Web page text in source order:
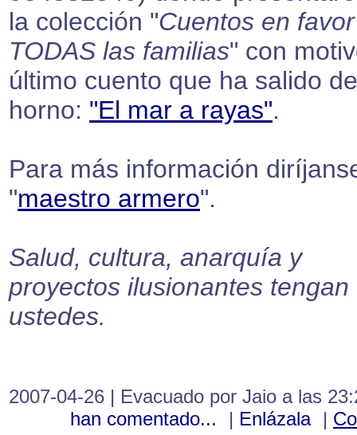
la colección "Cuentos en
TODAS las familias" con
último cuento que ha salido
horno: "El mar a rayas".
Para más información
"maestro armero".
Salud, cultura, anarquía y
proyectos ilusionantes tengan
ustedes.
2007-04-26 | Evacuado por Jaio a las
han comentado...
| Enlázala |